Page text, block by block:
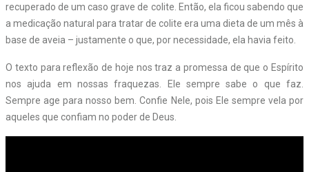
recuperado de um caso grave de colite. Então, ela ficou sabendo que
a medicação natural para tratar de colite era uma dieta de um mês à
base de aveia – justamente o que, por necessidade, ela havia feito.
O texto para reflexão de hoje nos traz a promessa de que o Espírito
nos ajuda em nossas fraquezas. Ele sempre sabe o que faz.
Sempre age para nosso bem. Confie Nele, pois Ele sempre vela por
aqueles que confiam no poder de Deus.